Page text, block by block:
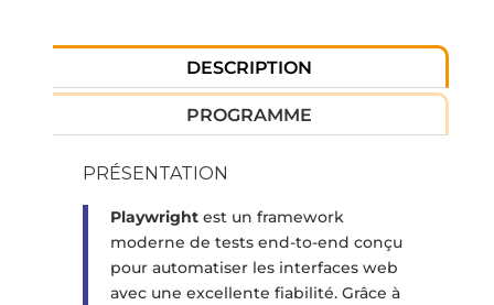
DESCRIPTION
PROGRAMME
PRÉSENTATION
Playwrightest un framework
moderne de tests end-to-end conçu
pour automatiser les interfaces web
avec une excellente fiabilité. Grâce à